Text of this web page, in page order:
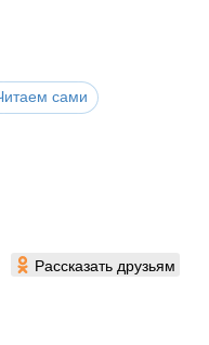
сами
Рассказать друзьям